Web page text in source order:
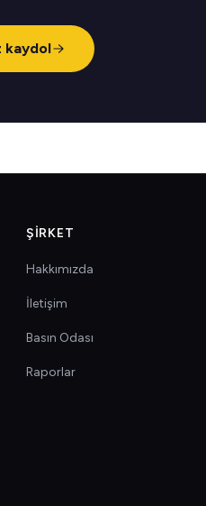
kaydol
ŞIRKET
Hakkımızda
İletişim
Basın Odası
Raporlar